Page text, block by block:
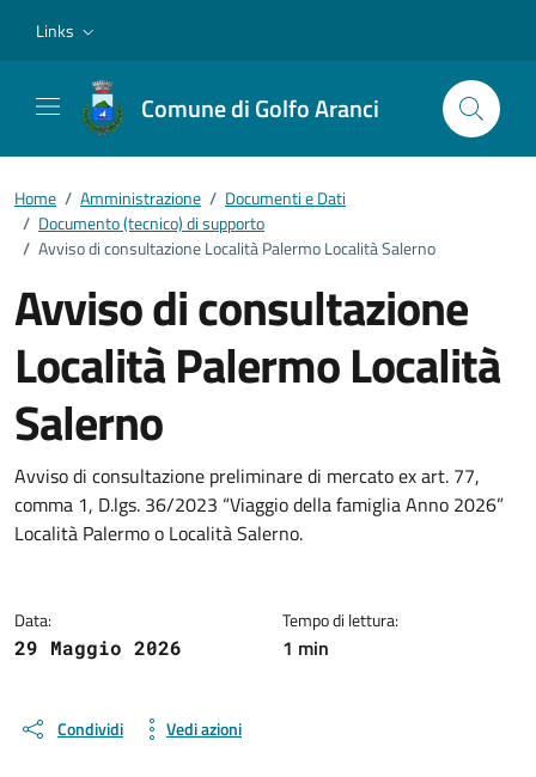
Links
Comune di Golfo Aranci
Home / Amministrazione / Documenti e Dati
/ Documento (tecnico) di supporto
/ Avviso di consultazione Località Palermo Località Salerno
Avviso di consultazione
Località Palermo Località
Salerno
Dettagli del documento
Avviso di consultazione preliminare di mercato ex art. 77,
comma 1, D.lgs. 36/2023 “Viaggio della famiglia Anno 2026”
Località Palermo o Località Salerno.
Data:
29 Maggio 2026
Tempo di lettura:
1 min
Condividi Vedi azioni